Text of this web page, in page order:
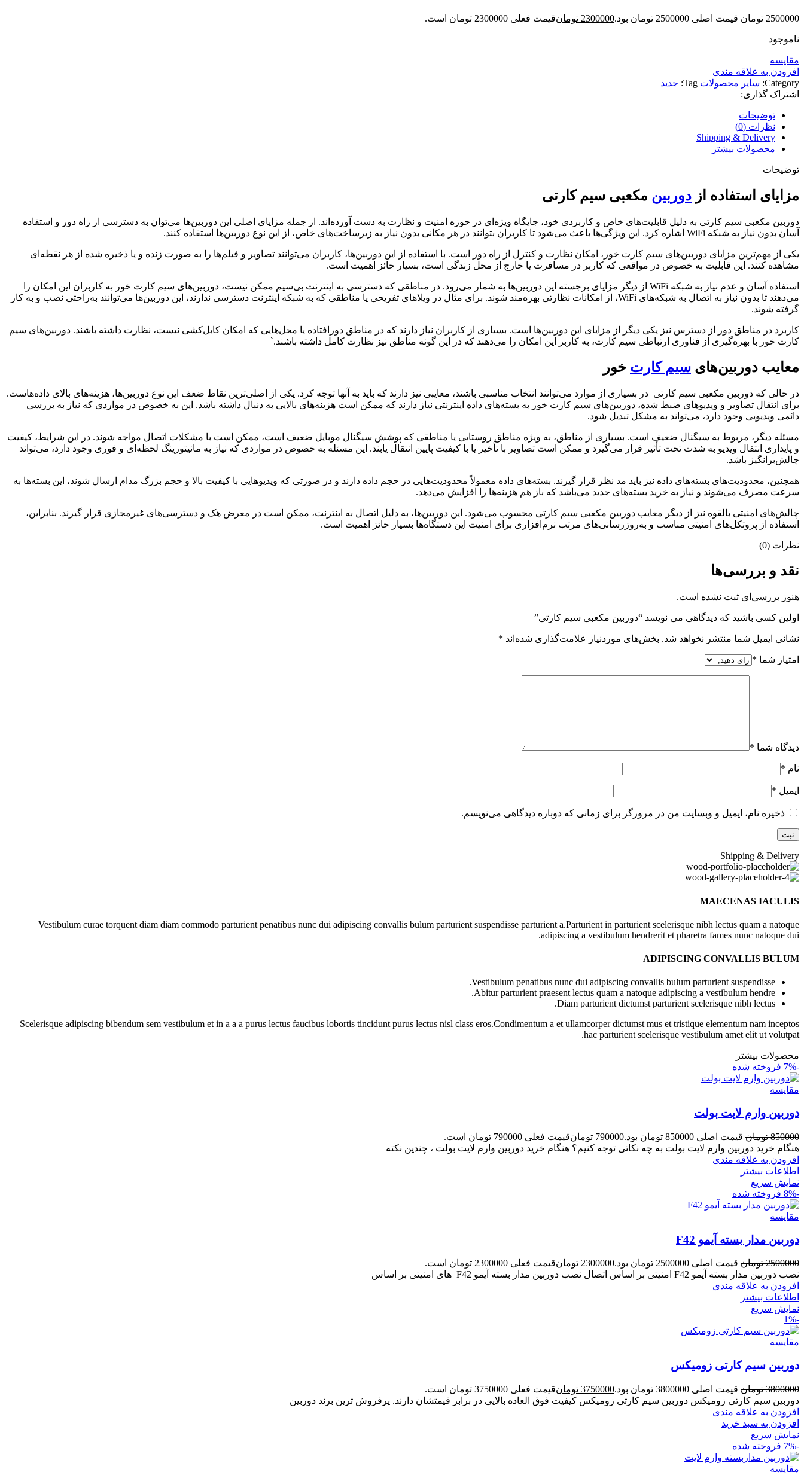
2500000 تومان قیمت اصلی 2500000 تومان بود. 2300000 تومانقیمت فعلی 2300000 تومان است.
ناموجود
مقايسه
افزودن به علاقه مندی
Category: سایر محصولات Tag: جدید
اشتراک گذاری:
توضیحات
نظرات (0)
Shipping & Delivery
محصولات بیشتر
توضیحات
مزایای استفاده از دوربین مکعبی سیم کارتی
دوربین مکعبی سیم کارتی به دلیل قابلیت‌های خاص و کاربردی خود، جایگاه ویژه‌ای در حوزه امنیت و نظارت به دست آورده‌اند. از جمله مزایای اصلی این دوربین‌ها می‌توان به دسترسی از راه دور و استفاده
آسان بدون نیاز به شبکه WiFi اشاره کرد. این ویژگی‌ها باعث می‌شود تا کاربران بتوانند در هر مکانی بدون نیاز به زیرساخت‌های خاص، از این نوع دوربین‌ها استفاده کنند.
یکی از مهم‌ترین مزایای دوربین‌های سیم کارت خور، امکان نظارت و کنترل از راه دور است. با استفاده از این دوربین‌ها، کاربران می‌توانند تصاویر و فیلم‌ها را به صورت زنده و یا ذخیره شده از هر نقطه‌ای
مشاهده کنند. این قابلیت به خصوص در مواقعی که کاربر در مسافرت یا خارج از محل زندگی است، بسیار حائز اهمیت است.
استفاده آسان و عدم نیاز به شبکه WiFi از دیگر مزایای برجسته این دوربین‌ها به شمار می‌رود. در مناطقی که دسترسی به اینترنت بی‌سیم ممکن نیست، دوربین‌های سیم کارت خور به کاربران این امکان را
می‌دهند تا بدون نیاز به اتصال به شبکه‌های WiFi، از امکانات نظارتی بهره‌مند شوند. برای مثال در ویلاهای تفریحی یا مناطقی که به شبکه اینترنت دسترسی ندارند، این دوربین‌ها می‌توانند به‌راحتی نصب و به کار
گرفته شوند.
کاربرد در مناطق دور از دسترس نیز یکی دیگر از مزایای این دوربین‌ها است. بسیاری از کاربران نیاز دارند که در مناطق دورافتاده یا محل‌هایی که امکان کابل‌کشی نیست، نظارت داشته باشند. دوربین‌های سیم
کارت خور با بهره‌گیری از فناوری ارتباطی سیم کارت، به کاربر این امکان را می‌دهند که در این گونه مناطق نیز نظارت کامل داشته باشند.`
معایب دوربین‌های سیم کارت خور
در حالی که دوربین مکعبی سیم کارتی در بسیاری از موارد می‌توانند انتخاب مناسبی باشند، معایبی نیز دارند که باید به آنها توجه کرد. یکی از اصلی‌ترین نقاط ضعف این نوع دوربین‌ها، هزینه‌های بالای داده‌هاست.
برای انتقال تصاویر و ویدیوهای ضبط شده، دوربین‌های سیم کارت خور به بسته‌های داده اینترنتی نیاز دارند که ممکن است هزینه‌های بالایی به دنبال داشته باشد. این به خصوص در مواردی که نیاز به بررسی
دائمی ویدیویی وجود دارد، می‌تواند به مشکل تبدیل شود.
مسئله دیگر، مربوط به سیگنال ضعیف است. بسیاری از مناطق، به ویژه مناطق روستایی یا مناطقی که پوشش سیگنال موبایل ضعیف است، ممکن است با مشکلات اتصال مواجه شوند. در این شرایط، کیفیت
و پایداری انتقال ویدیو به شدت تحت تأثیر قرار می‌گیرد و ممکن است تصاویر با تأخیر یا با کیفیت پایین انتقال یابند. این مسئله به خصوص در مواردی که نیاز به مانیتورینگ لحظه‌ای و فوری وجود دارد، می‌تواند
چالش‌برانگیز باشد.
همچنین، محدودیت‌های بسته‌های داده نیز باید مد نظر قرار گیرند. بسته‌های داده معمولاً محدودیت‌هایی در حجم داده دارند و در صورتی که ویدیوهایی با کیفیت بالا و حجم بزرگ مدام ارسال شوند، این بسته‌ها به
سرعت مصرف می‌شوند و نیاز به خرید بسته‌های جدید می‌باشد که باز هم هزینه‌ها را افزایش می‌دهد.
چالش‌های امنیتی بالقوه نیز از دیگر معایب دوربین مکعبی سیم کارتی محسوب می‌شود. این دوربین‌ها، به دلیل اتصال به اینترنت، ممکن است در معرض هک و دسترسی‌های غیرمجازی قرار گیرند. بنابراین،
استفاده از پروتکل‌های امنیتی مناسب و به‌روزرسانی‌های مرتب نرم‌افزاری برای امنیت این دستگاه‌ها بسیار حائز اهمیت است.
نظرات (0)
نقد و بررسی‌ها
هنوز بررسی‌ای ثبت نشده است.
اولین کسی باشید که دیدگاهی می نویسد “دوربین مکعبی سیم کارتی”
نشانی ایمیل شما منتشر نخواهد شد. بخش‌های موردنیاز علامت‌گذاری شده‌اند *
امتیاز شما *
دیدگاه شما *
نام *
ایمیل *
ذخیره نام، ایمیل و وبسایت من در مرورگر برای زمانی که دوباره دیدگاهی می‌نویسم.
Shipping & Delivery
MAECENAS IACULIS
Vestibulum curae torquent diam diam commodo parturient penatibus nunc dui adipiscing convallis bulum parturient suspendisse parturient a.Parturient in parturient scelerisque nibh lectus quam a natoque
adipiscing a vestibulum hendrerit et pharetra fames nunc natoque dui.
ADIPISCING CONVALLIS BULUM
Vestibulum penatibus nunc dui adipiscing convallis bulum parturient suspendisse.
Abitur parturient praesent lectus quam a natoque adipiscing a vestibulum hendre.
Diam parturient dictumst parturient scelerisque nibh lectus.
Scelerisque adipiscing bibendum sem vestibulum et in a a a purus lectus faucibus lobortis tincidunt purus lectus nisl class eros.Condimentum a et ullamcorper dictumst mus et tristique elementum nam inceptos
hac parturient scelerisque vestibulum amet elit ut volutpat.
محصولات بیشتر
-7%
فروخته شده
مقايسه
دوربین وارم لایت بولت
850000 تومان قیمت اصلی 850000 تومان بود. 790000 تومانقیمت فعلی 790000 تومان است.
هنگام خرید دوربین وارم لایت بولت به چه نکاتی توجه کنیم؟ هنگام خرید دوربین وارم لایت بولت ، چندین نکته
افزودن به علاقه مندی
اطلاعات بیشتر
نمایش سریع
-8%
فروخته شده
مقايسه
دوربین مدار بسته آیمو F42
2500000 تومان قیمت اصلی 2500000 تومان بود. 2300000 تومانقیمت فعلی 2300000 تومان است.
نصب دوربین مدار بسته آیمو F42 امنیتی بر اساس اتصال نصب دوربین مدار بسته آیمو F42 های امنیتی بر اساس
افزودن به علاقه مندی
اطلاعات بیشتر
نمایش سریع
-1%
مقايسه
دوربین سیم کارتی زومیکس
3800000 تومان قیمت اصلی 3800000 تومان بود. 3750000 تومانقیمت فعلی 3750000 تومان است.
دوربین سیم کارتی زومیکس دوربین سیم کارتی زومیکس کیفیت فوق العاده بالایی در برابر قیمتشان دارند. پرفروش ترین برند دوربین
افزودن به علاقه مندی
افزودن به سبد خرید
نمایش سریع
-7%
فروخته شده
مقايسه